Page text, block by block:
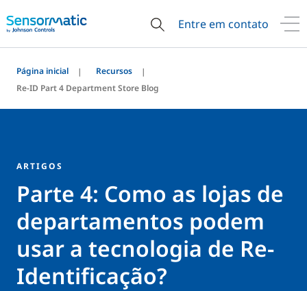
Entre em contato
Página inicial
Recursos
Re-ID Part 4 Department Store Blog
ARTIGOS
Parte 4: Como as lojas de
departamentos podem
usar a tecnologia de Re-
Identificação?